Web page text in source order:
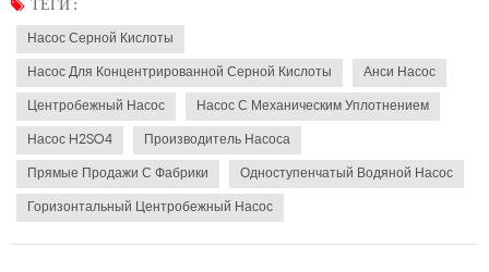
концентрированной серной кислоты используется во многих
производственных процессах, что неизбежно влечет за собой проблему
выбо...
ТЕГИ :
Насос Серной Кислоты
Насос Для Концентрированной Серной Кислоты Анси Насос
Центробежный Насос Насос С Механическим Уплотнением
Насос H2SO4 Производитель Насоса
Прямые Продажи С Фабрики Одноступенчатый Водяной Насос
Горизонтальный Центробежный Насос